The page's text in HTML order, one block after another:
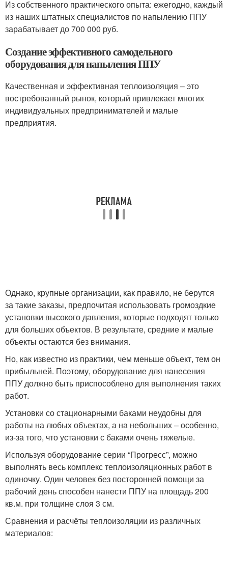
Из собственного практического опыта: ежегодно, каждый
из наших штатных специалистов по напылению ППУ
зарабатывает до 700 000 руб.
Создание эффективного самодельного
оборудования для напыления ППУ
Качественная и эффективная теплоизоляция – это
востребованный рынок, который привлекает многих
индивидуальных предпринимателей и малые
предприятия.
Однако, крупные организации, как правило, не берутся
за такие заказы, предпочитая использовать громоздкие
установки высокого давления, которые подходят только
для больших объектов. В результате, средние и малые
объекты остаются без внимания.
Но, как известно из практики, чем меньше объект, тем он
прибыльней. Поэтому, оборудование для нанесения
ППУ должно быть приспособлено для выполнения таких
работ.
Установки со стационарными баками неудобны для
работы на любых объектах, а на небольших – особенно,
из-за того, что установки с баками очень тяжелые.
Используя оборудование серии “Прогресс”, можно
выполнять весь комплекс теплоизоляционных работ в
одиночку. Один человек без посторонней помощи за
рабочий день способен нанести ППУ на площадь 200
кв.м. при толщине слоя 3 см.
Сравнения и расчёты теплоизоляции из различных
материалов: